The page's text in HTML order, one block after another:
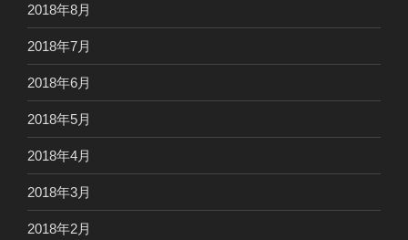
2018年8月
2018年7月
2018年6月
2018年5月
2018年4月
2018年3月
2018年2月